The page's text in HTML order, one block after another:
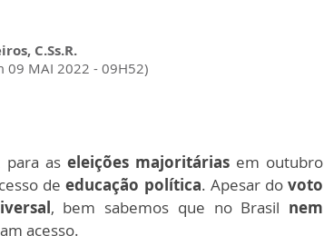
C.Ss.R.
09 MAI 2022 - 09H52)
para as eleições majoritáriasem outubro
deeducação política. Apesar dovoto
, bem sabemos que no Brasil nem
acesso.